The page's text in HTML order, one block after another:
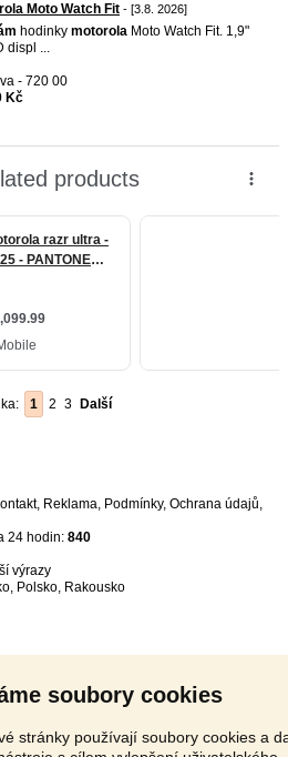
soubory cookies
stránky používají soubory cookies a
Moto Watch Fit - [3.8. 2026]
hodinky motorola Moto Watch Fit. 1,9"
displ ...
- 720 00
Kč
1 2 3 Další
, Reklama, Podmínky, Ochrana údajů,
24 hodin: 840
výrazy
, Polsko, Rakousko